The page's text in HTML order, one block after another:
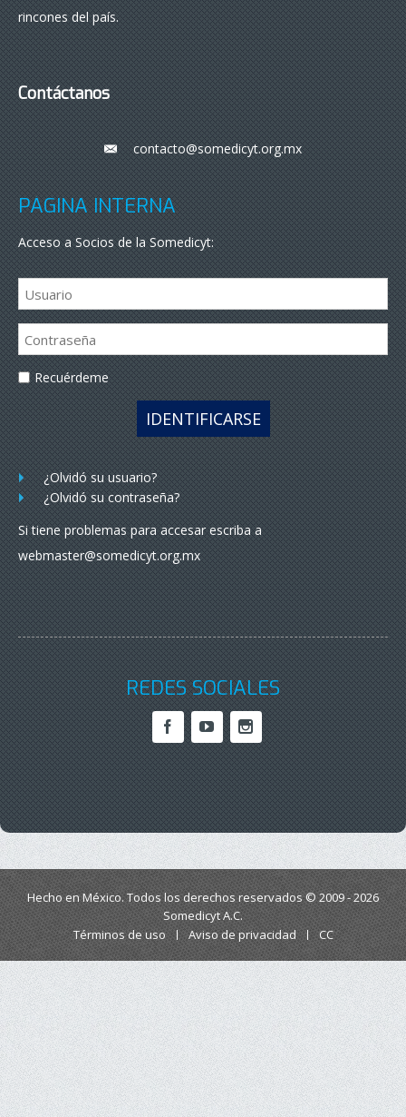
rincones del país.
Contáctanos
___contacto@somedicyt.org.mx
PÁGINA INTERNA
Acceso a Socios de la Somedicyt:
Recuérdeme
IDENTIFICARSE
¿Olvidó su usuario?
¿Olvidó su contraseña?
Si tiene problemas para accesar escriba a
webmaster@somedicyt.org.mx
REDES SOCIALES
Hecho en México. Todos los derechos reservados © 2009 - 2026
Somedicyt A.C.
Términos de uso
Aviso de privacidad CC